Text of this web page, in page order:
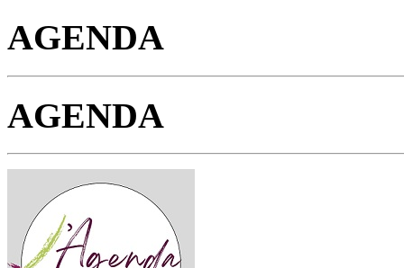
AGENDA
AGENDA